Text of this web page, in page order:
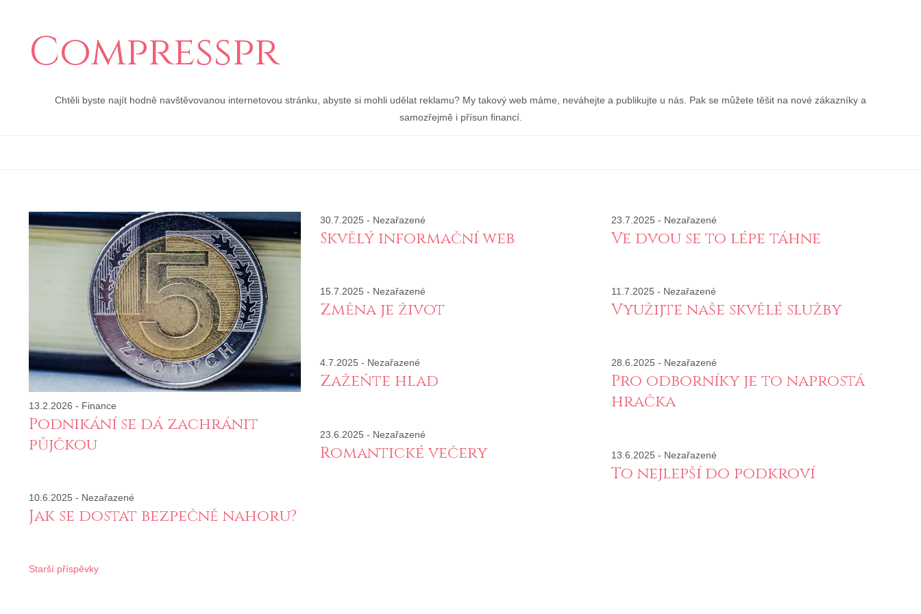
Compresspr
Chtěli byste najít hodně navštěvovanou internetovou stránku, abyste si mohli udělat reklamu? My takový web máme, neváhejte a publikujte u nás. Pak se můžete těšit na nové zákazníky a
samozřejmě i přísun financí.
13.2.2026 - Finance
Podnikání se dá zachránit
půjčkou
30.7.2025 - Nezařazené
Skvělý informační web
23.7.2025 - Nezařazené
Ve dvou se to lépe táhne
15.7.2025 - Nezařazené
Změna je život
11.7.2025 - Nezařazené
Využijte naše skvělé služby
4.7.2025 - Nezařazené
Zažeňte hlad
28.6.2025 - Nezařazené
Pro odborníky je to naprostá
hračka
23.6.2025 - Nezařazené
Romantické večery 13.6.2025 - Nezařazené
To nejlepší do podkroví
10.6.2025 - Nezařazené
Jak se dostat bezpečně nahoru?
Navigace
Starší příspěvky